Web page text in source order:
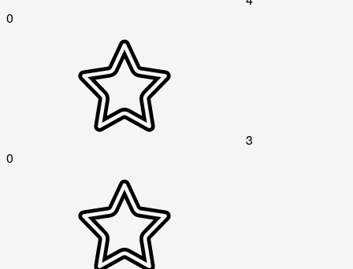
0
3
0